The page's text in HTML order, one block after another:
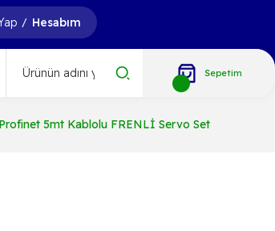
/ Hesabım
Sepetim
5mt Kablolu FRENLİ Servo Set